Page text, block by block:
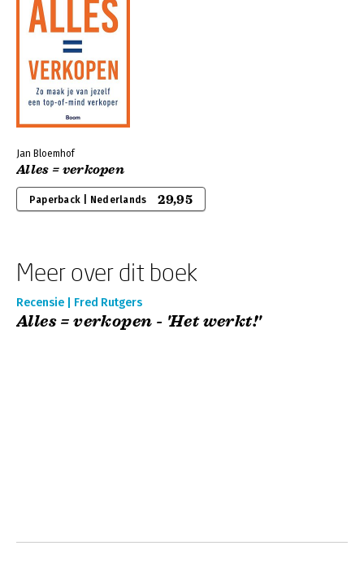
Jan Bloemhof
Alles = verkopen
Paperback | Nederlands 29,95
Meer over dit boek
Recensie | Fred Rutgers
Alles = verkopen - 'Het werkt!'